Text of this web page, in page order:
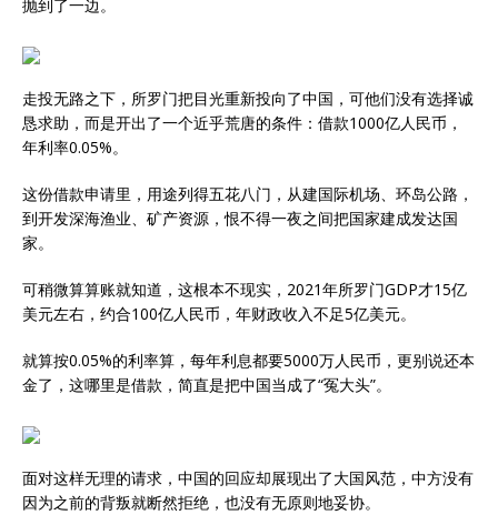
抛到了一边。
走投无路之下，所罗门把目光重新投向了中国，可他们没有选择诚
恳求助，而是开出了一个近乎荒唐的条件：借款1000亿人民币，
年利率0.05%。
这份借款申请里，用途列得五花八门，从建国际机场、环岛公路，
到开发深海渔业、矿产资源，恨不得一夜之间把国家建成发达国
家。
可稍微算算账就知道，这根本不现实，2021年所罗门GDP才15亿
美元左右，约合100亿人民币，年财政收入不足5亿美元。
就算按0.05%的利率算，每年利息都要5000万人民币，更别说还本
金了，这哪里是借款，简直是把中国当成了“冤大头”。
面对这样无理的请求，中国的回应却展现出了大国风范，中方没有
因为之前的背叛就断然拒绝，也没有无原则地妥协。